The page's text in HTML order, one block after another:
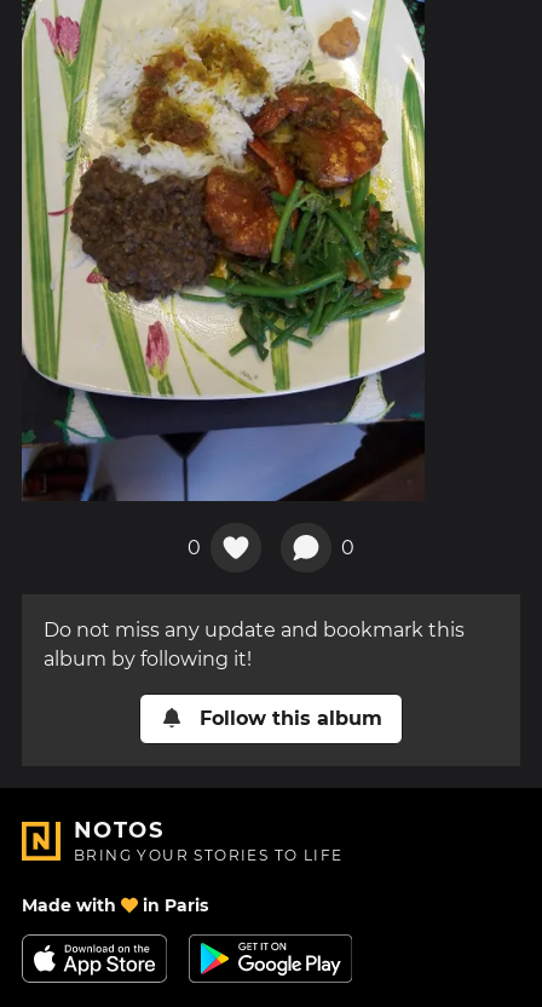
0 0
Do not miss any update and bookmark this
album by following it!
Follow this album
NOTOS
BRING YOUR STORIES TO LIFE
Made with in Paris